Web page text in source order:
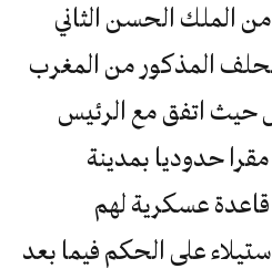
الملك الحسن الثاني
المذكور من المغرب
حيث اتفق مع الرئيس
حدوديا بمدينة
عسكرية لهم
على الحكم فيما بعد